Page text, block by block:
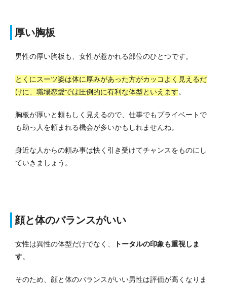
厚い胸板
男性の厚い胸板も、女性が惹かれる部位のひとつです。
とくにスーツ姿は体に厚みがあった方がカッコよく見えるだ
けに、職場恋愛では圧倒的に有利な体型といえます。
胸板が厚いと頼もしく見えるので、仕事でもプライベートで
も助っ人を頼まれる機会が多いかもしれませんね。
身近な人からの頼み事は快く引き受けてチャンスをものにし
ていきましょう。
顔と体のバランスがいい
女性は異性の体型だけでなく、
トータルの印象も重視しま
す。
そのため、顔と体のバランスがいい男性は評価が高くなりま